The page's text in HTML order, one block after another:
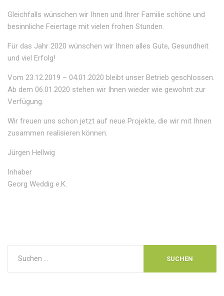
Gleichfalls wünschen wir Ihnen und Ihrer Familie schöne und
besinnliche Feiertage mit vielen frohen Stunden.
Für das Jahr 2020 wünschen wir Ihnen alles Gute, Gesundheit
und viel Erfolg!
Vom 23.12.2019 – 04.01.2020 bleibt unser Betrieb geschlossen.
Ab dem 06.01.2020 stehen wir Ihnen wieder wie gewohnt zur
Verfügung.
Wir freuen uns schon jetzt auf neue Projekte, die wir mit Ihnen
zusammen realisieren können.
Jürgen Hellwig
Inhaber
Georg Weddig e.K.